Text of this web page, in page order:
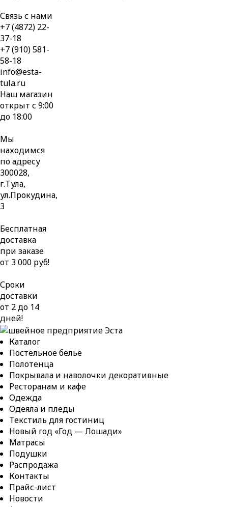
Связь с нами
+7 (4872) 22-
37-18
+7 (910) 581-
58-18
info@esta-
tula.ru
Наш магазин
открыт с 9:00
до 18:00
Мы
находимся
по адресу
300028,
г.Тула,
ул.Прокудина,
3
Бесплатная
доставка
при заказе
от 3 000 руб!
Сроки
доставки
от 2 до 14
дней!
Каталог
Постельное белье
Полотенца
Покрывала и наволочки декоративные
Ресторанам и кафе
Одежда
Одеяла и пледы
Текстиль для гостиниц
Новый год «Год — Лошади»
Матрасы
Подушки
Распродажа
Контакты
Прайс-лист
Новости